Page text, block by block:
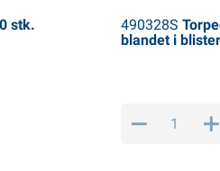
stk. 490328S
blandet i blister